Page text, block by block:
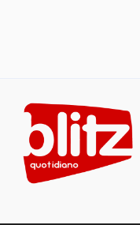
content